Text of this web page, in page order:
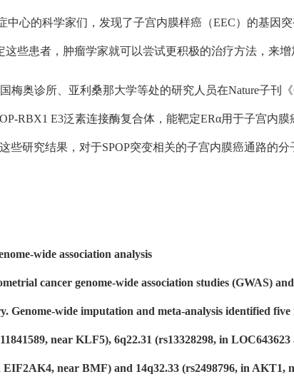
中心的科学家们，发现了子宫内膜样癌（EEC）的基因
些患者，肿瘤学家就可以尝试更积极的治疗方法，来增
梅奥诊所、亚利桑那大学等处的研究人员在Nature子刊《
RBX1 E3泛素连接酶复合体，能靶定ERα用于子宫内
些研究结果，对于SPOP突变相关的子宫内膜癌通路的分
wide association analysis
cancer genome-wide association studies (GWAS)
Genome-wide imputation and meta-analysis identified
near KLF5), 6q22.31 (rs13328298, in
near BMF) and 14q32.33 (rs2498796, in AKT1,